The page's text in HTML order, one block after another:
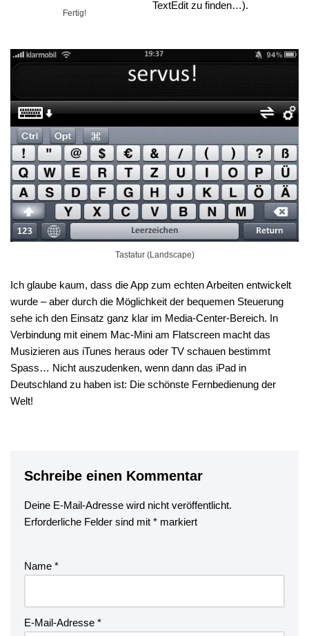
Fertig!
TextEdit zu finden…).
Tastatur (Landscape)
Ich glaube kaum, dass die App zum echten Arbeiten entwickelt
wurde – aber durch die Möglichkeit der bequemen Steuerung
sehe ich den Einsatz ganz klar im Media-Center-Bereich. In
Verbindung mit einem Mac-Mini am Flatscreen macht das
Musizieren aus iTunes heraus oder TV schauen bestimmt
Spass… Nicht auszudenken, wenn dann das iPad in
Deutschland zu haben ist: Die schönste Fernbedienung der
Welt!
Schreibe einen Kommentar
Deine E-Mail-Adresse wird nicht veröffentlicht.
Erforderliche Felder sind mit * markiert
Name *
E-Mail-Adresse *